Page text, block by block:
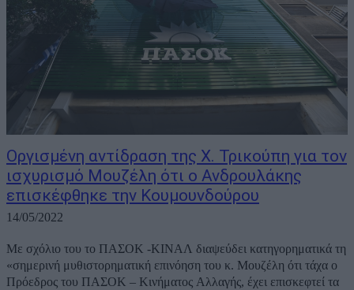
Οργισμένη αντίδραση της Χ. Τρικούπη για τον
ισχυρισμό Μουζέλη ότι ο Ανδρουλάκης
επισκέφθηκε την Κουμουνδούρου
14/05/2022
Με σχόλιο του το ΠΑΣΟΚ -ΚΙΝΑΛ διαψεύδει κατηγορηματικά τη
«σημερινή μυθιστορηματική επινόηση του κ. Μουζέλη ότι τάχα ο
Πρόεδρος του ΠΑΣΟΚ – Κινήματος Αλλαγής, έχει επισκεφτεί τα